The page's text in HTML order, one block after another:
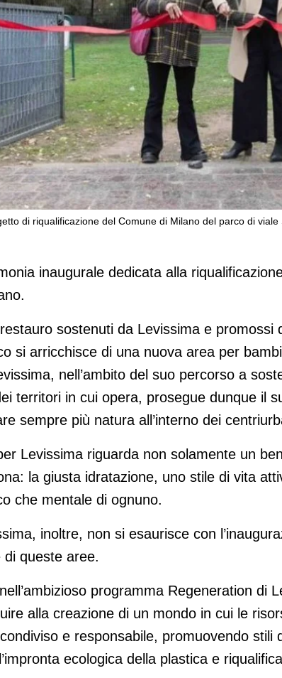
di riqualificazione del Comune di Milano del parco di viale
il progetto di riqualificazione
di viale Stelvio
inaugurale dedicata alla
sostenuti da Levissima e promossi
si arricchisce di una nuova area per
nell’ambito del suo percorso a
territori in cui opera, prosegue dunque il
sempre più natura all’interno dei
Levissima riguarda non solamente un
la giusta idratazione, uno stile di vita
che mentale di ognuno.
inoltre, non si esaurisce con
queste aree.
programma Regeneration di
alla creazione di un mondo in cui le
e responsabile, promuovendo stili
ecologica della plastica e